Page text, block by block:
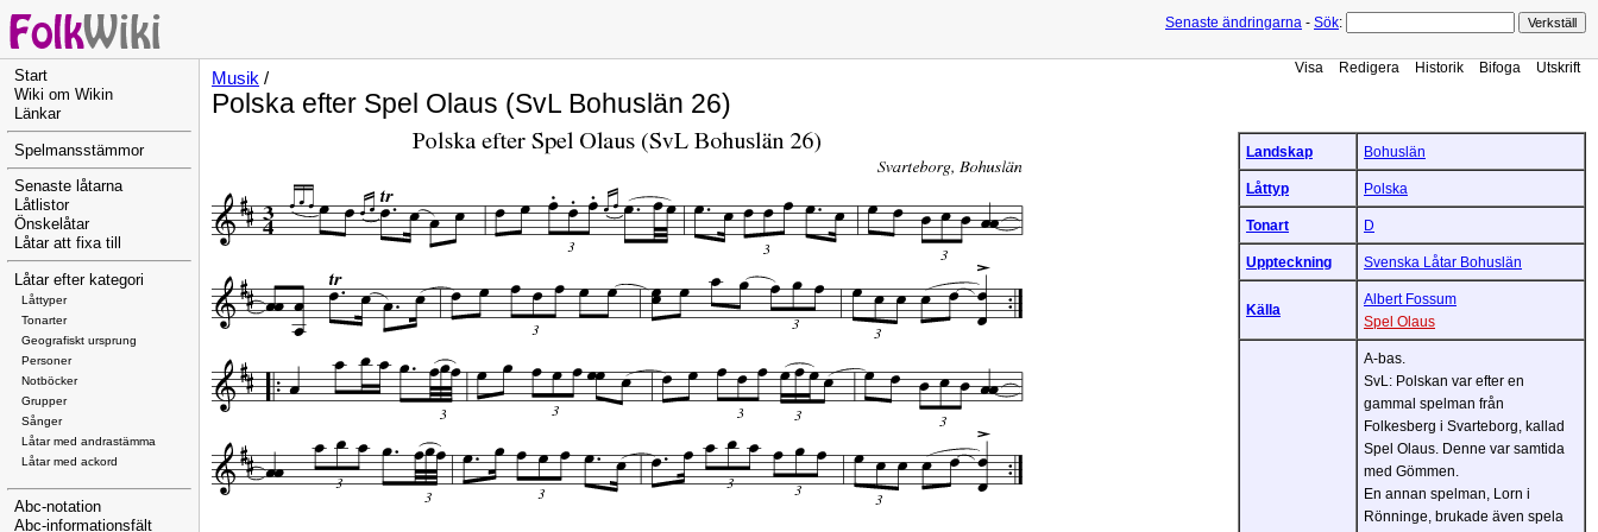
Senaste ändringarna - Sök:
Start
Wiki om Wikin
Länkar
Spelmansstämmor
Senaste låtarna
Låtlistor
Önskelåtar
Låtar att fixa till
Låtar efter kategori
Låttyper
Tonarter
Geografiskt ursprung
Personer
Notböcker
Grupper
Sånger
Låtar med andrastämma
Låtar med ackord
Abc-notation
Abc-informationsfält
Visa Redigera Historik Bifoga Utskrift
Musik /
Polska efter Spel Olaus (SvL Bohuslän 26)
Landskap Bohuslän
Låttyp Polska
Tonart D
Uppteckning Svenska Låtar Bohuslän
Källa
Albert Fossum
Spel Olaus
A-bas.
SvL: Polskan var efter en
gammal spelman från
Folkesberg i Svarteborg, kallad
Spel Olaus. Denne var samtida
med Gömmen.
En annan spelman, Lorn i
Rönninge, brukade även spela